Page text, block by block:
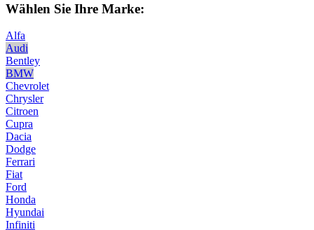
Wählen Sie Ihre Marke:
Alfa
Audi
Bentley
BMW
Chevrolet
Chrysler
Citroen
Cupra
Dacia
Dodge
Ferrari
Fiat
Ford
Honda
Hyundai
Infiniti